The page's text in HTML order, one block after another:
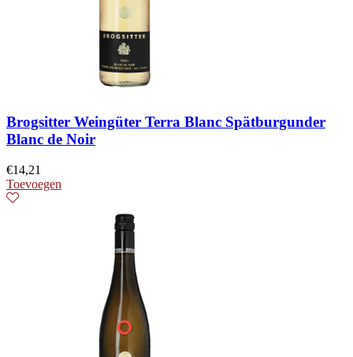
Brogsitter Weingüter Terra Blanc Spätburgunder
Blanc de Noir
€14,21
Toevoegen